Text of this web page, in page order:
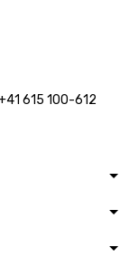
615 100-612